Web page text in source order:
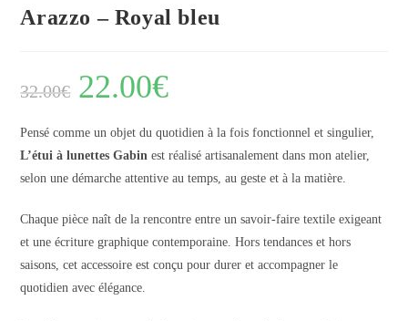
Arazzo – Royal bleu
32.00€ 22.00€
Pensé comme un objet du quotidien à la fois fonctionnel et singulier,
L’étui à lunettes Gabin est réalisé artisanalement dans mon atelier,
selon une démarche attentive au temps, au geste et à la matière.
Chaque pièce naît de la rencontre entre un savoir-faire textile exigeant
et une écriture graphique contemporaine. Hors tendances et hors
saisons, cet accessoire est conçu pour durer et accompagner le
quotidien avec élégance.